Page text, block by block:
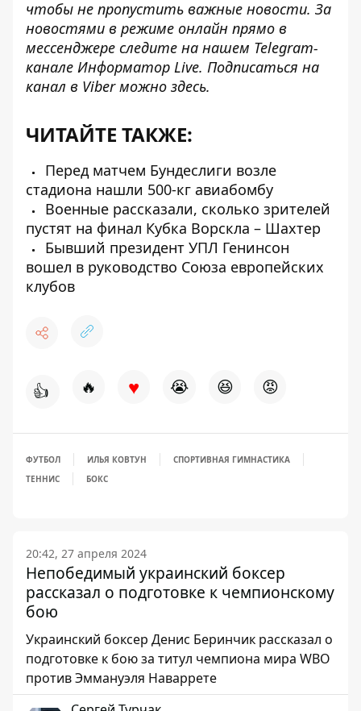
чтобы не пропустить важные новости. За
новостями в режиме онлайн прямо в
мессенджере следите на нашем Telegram-
канале Информатор Live. Подписаться на
канал в Viber можно здесь.
ЧИТАЙТЕ ТАКЖЕ:
Перед матчем Бундеслиги возле
стадиона нашли 500-кг авиабомбу
Военные рассказали, сколько зрителей
пустят на финал Кубка Ворскла – Шахтер
Бывший президент УПЛ Генинсон
вошел в руководство Союза европейских
клубов
👍 🔥 ♥ 😭 😆 😡
ФУТБОЛ ИЛЬЯ КОВТУН
СПОРТИВНАЯ ГИМНАСТИКА
ТЕННИС
БОКС
20:42, 27 апреля 2024
Непобедимый украинский боксер
рассказал о подготовке к чемпионскому
бою
Украинский боксер Денис Беринчик рассказал о
подготовке к бою за титул чемпиона мира WBO
против Эммануэля Наваррете